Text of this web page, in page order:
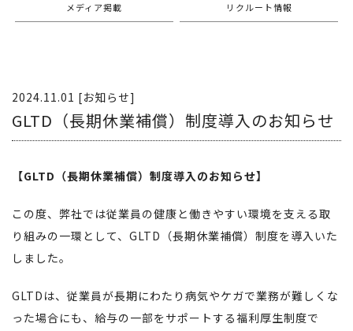
メディア掲載 リクルート情報
2024.11.01 [お知らせ]
GLTD（長期休業補償）制度導入のお知らせ
【GLTD（長期休業補償）制度導入のお知らせ】
この度、弊社では従業員の健康と働きやすい環境を支える取
り組みの一環として、GLTD（長期休業補償）制度を導入いた
しました。
GLTDは、従業員が長期にわたり病気やケガで業務が難しくな
った場合にも、給与の一部をサポートする福利厚生制度で